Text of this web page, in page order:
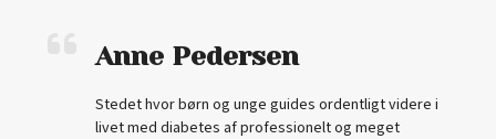
Anne Pedersen
Stedet hvor børn og unge guides ordentligt videre i
livet med diabetes af professionelt og meget